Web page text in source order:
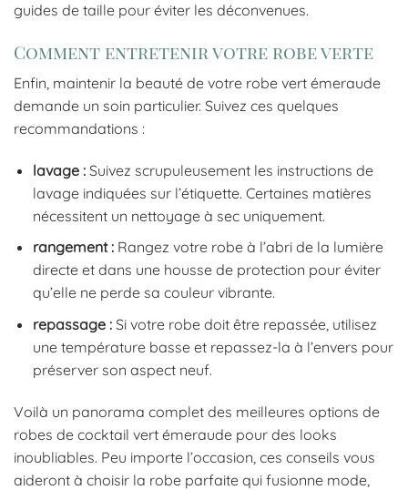
guides de taille pour éviter les déconvenues.
Comment entretenir votre robe verte
Enfin, maintenir la beauté de votre robe vert émeraude
demande un soin particulier. Suivez ces quelques
recommandations :
lavage :Suivez scrupuleusement les instructions de
lavage indiquées sur l’étiquette. Certaines matières
nécessitent un nettoyage à sec uniquement.
rangement :Rangez votre robe à l’abri de la lumière
directe et dans une housse de protection pour éviter
qu’elle ne perde sa couleur vibrante.
repassage :Si votre robe doit être repassée, utilisez
une température basse et repassez-la à l’envers pour
préserver son aspect neuf.
Voilà un panorama complet des meilleures options de
robes de cocktail vert émeraude pour des looks
inoubliables. Peu importe l’occasion, ces conseils vous
aideront à choisir la robe parfaite qui fusionne mode,